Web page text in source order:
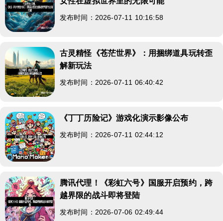
发布时间：2026-07-11 10:16:58
古灵精怪《苍茫世界》：用捆绑道具玩转歪
解新玩法
发布时间：2026-07-11 06:40:42
《丁丁历险记》游戏化演示影像公布
发布时间：2026-07-11 02:44:12
腾讯代理！《彩虹六号》国服开启预约，跨
越界限的战斗即将登陆
发布时间：2026-07-06 02:49:44